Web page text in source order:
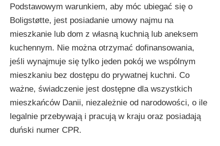
Podstawowym warunkiem, aby móc ubiegać się o
Boligstøtte, jest posiadanie umowy najmu na
mieszkanie lub dom z własną kuchnią lub aneksem
kuchennym. Nie można otrzymać dofinansowania,
jeśli wynajmuje się tylko jeden pokój we wspólnym
mieszkaniu bez dostępu do prywatnej kuchni. Co
ważne, świadczenie jest dostępne dla wszystkich
mieszkańców Danii, niezależnie od narodowości, o ile
legalnie przebywają i pracują w kraju oraz posiadają
duński numer CPR.